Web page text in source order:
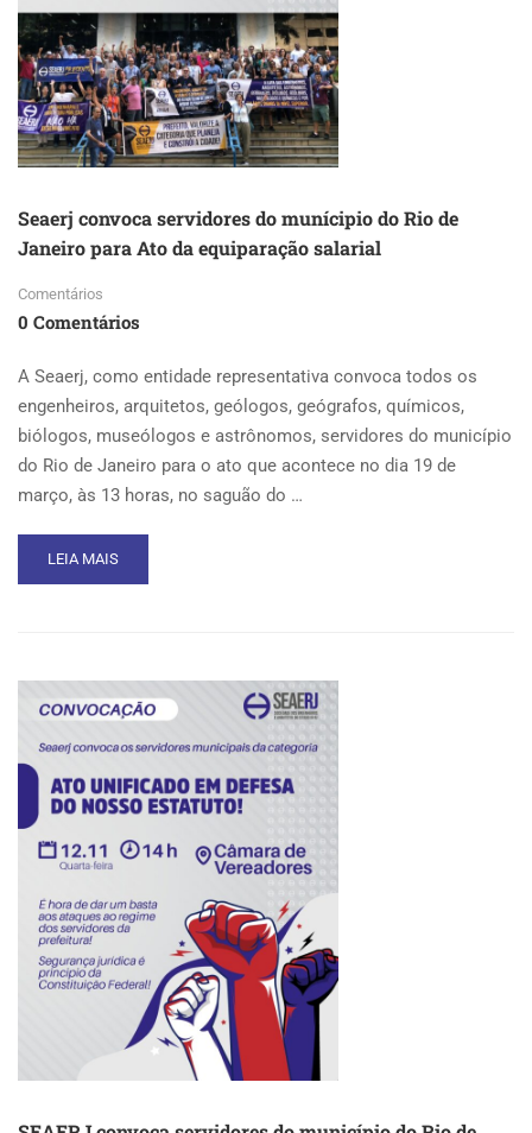
Seaerj convoca servidores do munícipio do Rio de
Janeiro para Ato da equiparação salarial
Comentários
0 Comentários
A Seaerj, como entidade representativa convoca todos os
engenheiros, arquitetos, geólogos, geógrafos, químicos,
biólogos, museólogos e astrônomos, servidores do município
do Rio de Janeiro para o ato que acontece no dia 19 de
março, às 13 horas, no saguão do …
READ
MORE
DO
MUNÍCIPIO
DO
DE
JANEIRO
PARA
ATO
EQUIPARAÇÃO
SALARIAL
LEIA MAIS